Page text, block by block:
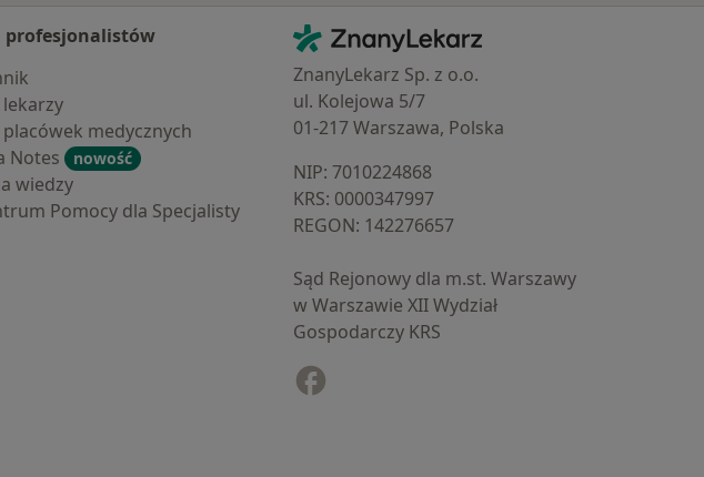
profesjonalistów
lekarzy
placówek medycznych
Notes
nowość
wiedzy
Pomocy dla Specjalisty
Kontakt
ZnanyLekarz - Strona główna
ZnanyLekarz Sp. z o.o.
ul. Kolejowa 5/7
01-217 Warszawa, Polska
NIP: ⁠7010224868
KRS: ⁠0000347997
REGON: ⁠142276657
Sąd Rejonowy dla m.st. Warszawy
w Warszawie XII Wydział
Gospodarczy KRS